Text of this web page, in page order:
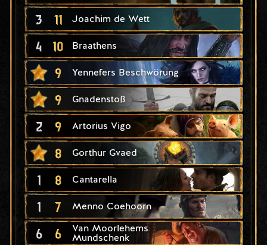
3 11 Joachim de Wett
4 10 Braathens
9 Yennefers Beschwörung
9 Gnadenstoß
2 9 Artorius Vigo
8 Gorthur Gvaed
1 8 Cantarella
1 7 Menno Coehoorn
6 6
Van Moorlehems
Mundschenk